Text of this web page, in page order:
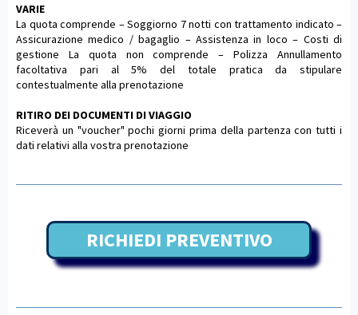
VARIE
La quota comprende – Soggiorno 7 notti con trattamento indicato –
Assicurazione medico / bagaglio – Assistenza in loco – Costi di
gestione La quota non comprende – Polizza Annullamento
facoltativa pari al 5% del totale pratica da stipulare
contestualmente alla prenotazione
RITIRO DEI DOCUMENTI DI VIAGGIO
Riceverà un "voucher" pochi giorni prima della partenza con tutti i
dati relativi alla vostra prenotazione
RICHIEDI PREVENTIVO